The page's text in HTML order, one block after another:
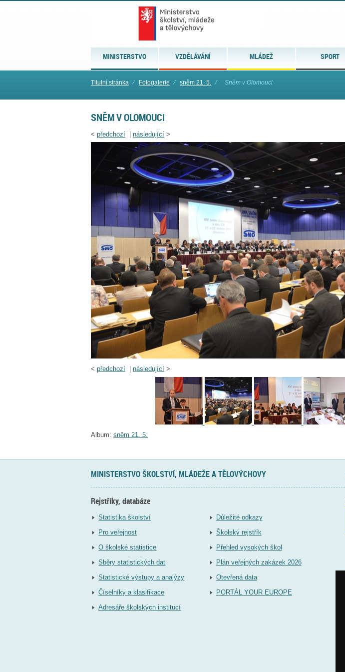
MINISTERSTVO VZDĚLÁVÁNÍ MLÁDEŽ SPORT
Titulní stránka ⁄ Fotogalerie ⁄ sněm 21. 5. ⁄ Sněm v Olomouci
SNĚM V OLOMOUCI
< předchozí následující >
< předchozí následující >
Album: sněm 21. 5.
MINISTERSTVO ŠKOLSTVÍ, MLÁDEŽE A TĚLOVÝCHOVY
Rejstříky, databáze
Statistika školství
Pro veřejnost
O školské statistice
Sběry statistických dat
Statistické výstupy a analýzy
Číselníky a klasifikace
Adresáře školských institucí
Důležité odkazy
Školský rejstřík
Přehled vysokých škol
Plán veřejných zakázek 2026
Otevřená data
PORTÁL YOUR EUROPE